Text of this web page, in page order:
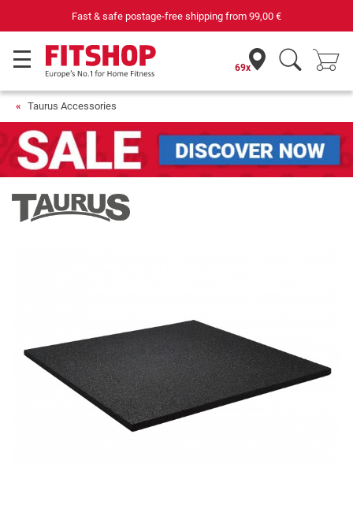
Purchase securely fitness equipment
69x
Taurus Accessories